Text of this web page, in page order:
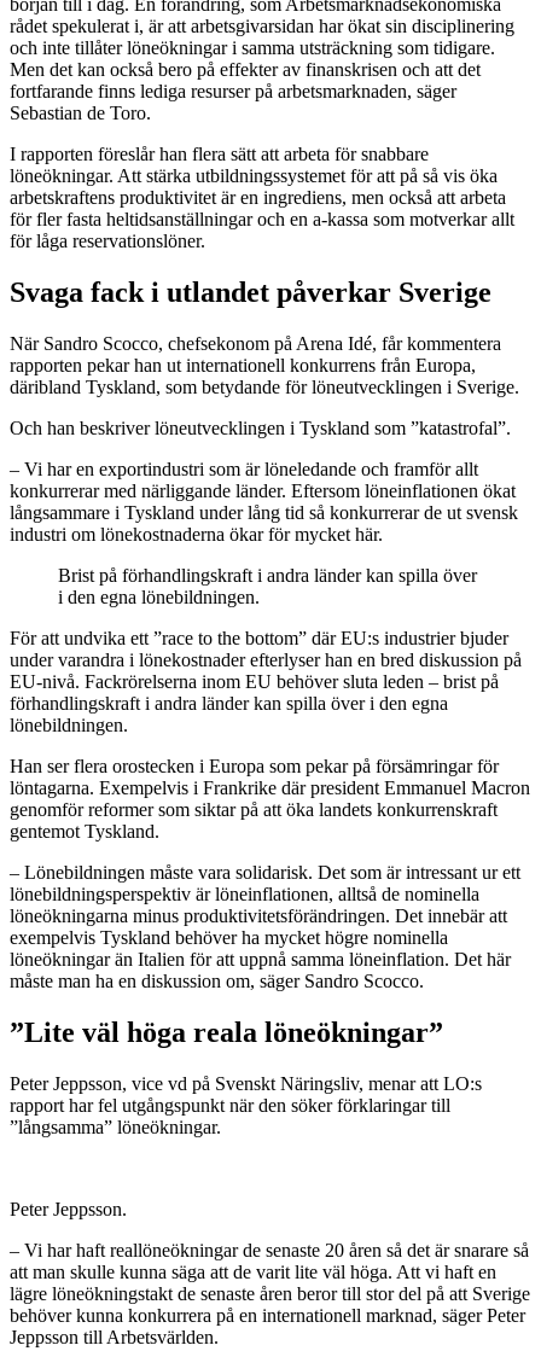
rådet spekulerat i, är att arbetsgivarsidan har ökat sin disciplinering
och inte tillåter löneökningar i samma utsträckning som tidigare.
Men det kan också bero på effekter av finanskrisen och att det
fortfarande finns lediga resurser på arbetsmarknaden, säger
Sebastian de Toro.
I rapporten föreslår han flera sätt att arbeta för snabbare
löneökningar. Att stärka utbildningssystemet för att på så vis öka
arbetskraftens produktivitet är en ingrediens, men också att arbeta
för fler fasta heltidsanställningar och en a-kassa som motverkar allt
för låga reservationslöner.
Svaga fack i utlandet påverkar Sverige
När Sandro Scocco, chefsekonom på Arena Idé, får kommentera
rapporten pekar han ut internationell konkurrens från Europa,
däribland Tyskland, som betydande för löneutvecklingen i Sverige.
Och han beskriver löneutvecklingen i Tyskland som ”katastrofal”.
– Vi har en exportindustri som är löneledande och framför allt
konkurrerar med närliggande länder. Eftersom löneinflationen ökat
långsammare i Tyskland under lång tid så konkurrerar de ut svensk
industri om lönekostnaderna ökar för mycket här.
Brist på förhandlingskraft i andra länder kan spilla över
i den egna lönebildningen.
För att undvika ett ”race to the bottom” där EU:s industrier bjuder
under varandra i lönekostnader efterlyser han en bred diskussion på
EU-nivå. Fackrörelserna inom EU behöver sluta leden – brist på
förhandlingskraft i andra länder kan spilla över i den egna
lönebildningen.
Han ser flera orostecken i Europa som pekar på försämringar för
löntagarna. Exempelvis i Frankrike där president Emmanuel Macron
genomför reformer som siktar på att öka landets konkurrenskraft
gentemot Tyskland.
– Lönebildningen måste vara solidarisk. Det som är intressant ur ett
lönebildningsperspektiv är löneinflationen, alltså de nominella
löneökningarna minus produktivitetsförändringen. Det innebär att
exempelvis Tyskland behöver ha mycket högre nominella
löneökningar än Italien för att uppnå samma löneinflation. Det här
måste man ha en diskussion om, säger Sandro Scocco.
”Lite väl höga reala löneökningar”
Peter Jeppsson, vice vd på Svenskt Näringsliv, menar att LO:s
rapport har fel utgångspunkt när den söker förklaringar till
”långsamma” löneökningar.
Peter Jeppsson.
– Vi har haft reallöneökningar de senaste 20 åren så det är snarare så
att man skulle kunna säga att de varit lite väl höga. Att vi haft en
lägre löneökningstakt de senaste åren beror till stor del på att Sverige
behöver kunna konkurrera på en internationell marknad, säger Peter
Jeppsson till Arbetsvärlden.